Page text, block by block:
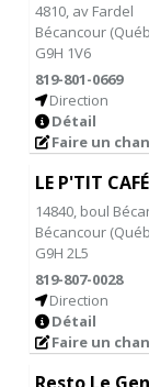
4810, av Fardel
Bécancour (
G9H 1V6
819-801-0669
Direction
Détail
Faire un
LE P'TIT CAFÉ
14840, boul
Bécancour (
G9H 2L5
819-807-0028
Direction
Détail
Faire un